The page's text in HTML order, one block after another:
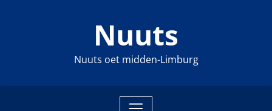
Nuuts
Nuuts oet midden-Limburg